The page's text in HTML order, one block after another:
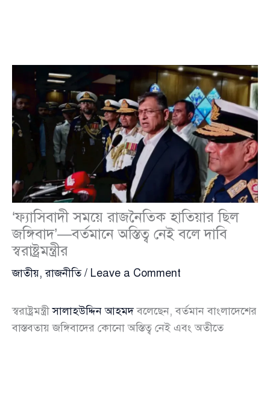
‘ফ্যাসিবাদী সময়ে রাজনৈতিক হাতিয়ার ছিল
জঙ্গিবাদ’—বর্তমানে অস্তিত্ব নেই বলে দাবি
স্বরাষ্ট্রমন্ত্রীর
জাতীয়,রাজনীতি/ Leave a Comment
স্বরাষ্ট্রমন্ত্রীসালাহউদ্দিন আহমদবলেছেন, বর্তমান বাংলাদেশের
বাস্তবতায় জঙ্গিবাদের কোনো অস্তিত্ব নেই এবং অতীতে